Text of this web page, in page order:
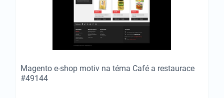
Magento e-shop motiv na téma Café a restaurace
#49144